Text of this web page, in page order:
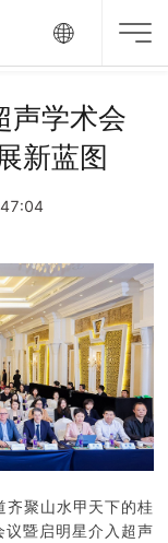
声学术会
新蓝图
聚山水甲天下的桂
议暨启明星介入超声